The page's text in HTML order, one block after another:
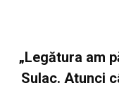
„Legătura am
Sulac. Atunci